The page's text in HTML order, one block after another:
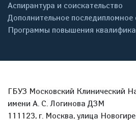
Аспирантура и соискательство
Дополнительное последипломное
Программы повышения
ГБУЗ Московский Клинический
имени А. С. Логинова ДЗМ
111123, г. Москва, улица